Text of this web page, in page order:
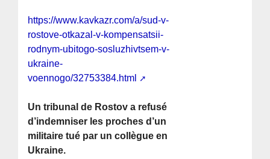
https://www.kavkazr.com/a/sud-v-
rostove-otkazal-v-kompensatsii-
rodnym-ubitogo-sosluzhivtsem-v-
ukraine-
voennogo/32753384.html
Un tribunal de Rostov a refusé
d’indemniser les proches d’un
militaire tué par un collègue en
Ukraine.